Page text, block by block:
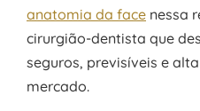
anatomia da face nessa
cirurgião-dentista que
seguros, previsíveis e
mercado.